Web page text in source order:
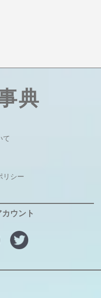
典
て
リシー
ウント